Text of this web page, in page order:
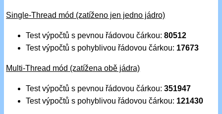
Single-Thread mód (zatíženo jen jedno jádro)
Test výpočtů s pevnou řádovou čárkou:80512
Test výpočtů s pohyblivou řádovou čárkou: 17673
Multi-Thread mód (zatížena obě jádra)
Test výpočtů s pevnou řádovou čárkou:351947
Test výpočtů s pohyblivou řádovou čárkou: 121430